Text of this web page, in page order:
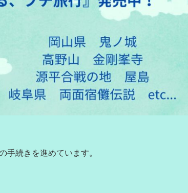
手続きを進めています。